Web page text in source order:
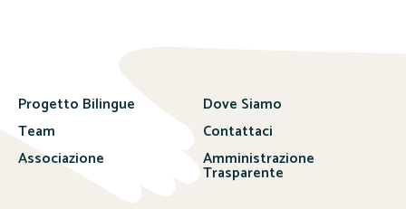
Progetto Bilingue
Team
Associazione
Dove Siamo
Contattaci
Amministrazione
Trasparente